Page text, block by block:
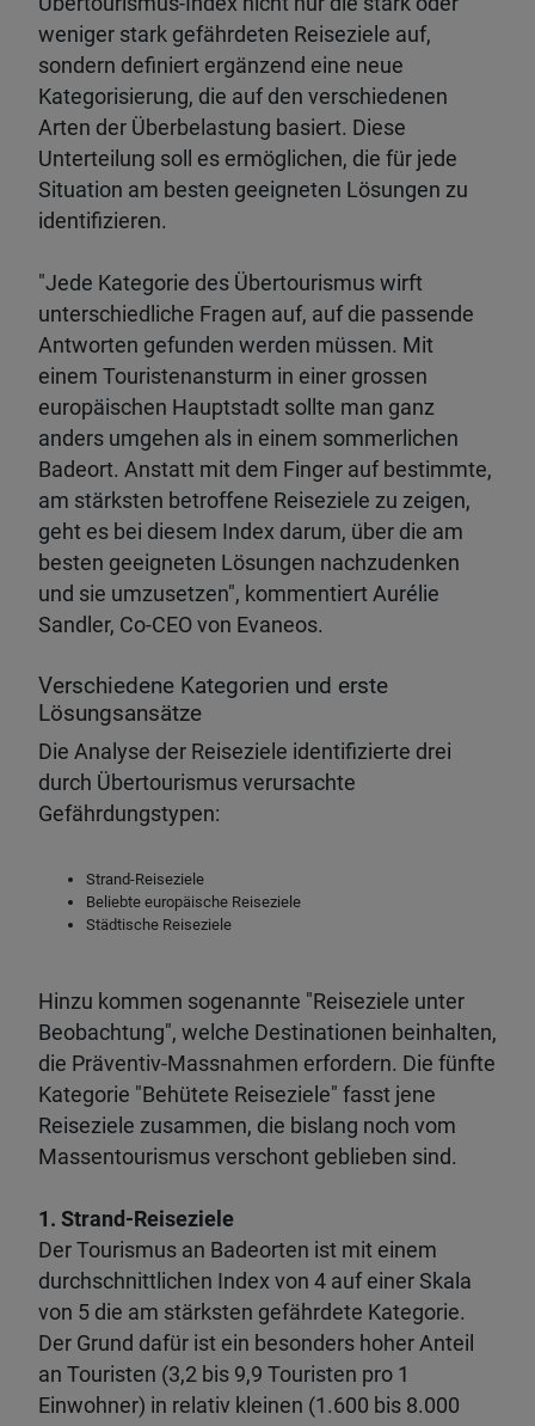
weniger stark gefährdeten Reiseziele auf,
sondern definiert ergänzend eine neue
Kategorisierung, die auf den verschiedenen
Arten der Überbelastung basiert. Diese
Unterteilung soll es ermöglichen, die für jede
Situation am besten geeigneten Lösungen zu
identifizieren.
"Jede Kategorie des Übertourismus wirft
unterschiedliche Fragen auf, auf die passende
Antworten gefunden werden müssen. Mit
einem Touristenansturm in einer grossen
europäischen Hauptstadt sollte man ganz
anders umgehen als in einem sommerlichen
Badeort. Anstatt mit dem Finger auf bestimmte,
am stärksten betroffene Reiseziele zu zeigen,
geht es bei diesem Index darum, über die am
besten geeigneten Lösungen nachzudenken
und sie umzusetzen", kommentiert Aurélie
Sandler, Co-CEO von Evaneos.
Verschiedene Kategorien und erste
Lösungsansätze
Die Analyse der Reiseziele identifizierte drei
durch Übertourismus verursachte
Gefährdungstypen:
Strand-Reiseziele
Beliebte europäische Reiseziele
Städtische Reiseziele
Hinzu kommen sogenannte "Reiseziele unter
Beobachtung", welche Destinationen beinhalten,
die Präventiv-Massnahmen erfordern. Die fünfte
Kategorie "Behütete Reiseziele" fasst jene
Reiseziele zusammen, die bislang noch vom
Massentourismus verschont geblieben sind.
1. Strand-Reiseziele
Der Tourismus an Badeorten ist mit einem
durchschnittlichen Index von 4 auf einer Skala
von 5 die am stärksten gefährdete Kategorie.
Der Grund dafür ist ein besonders hoher Anteil
an Touristen (3,2 bis 9,9 Touristen pro 1
Einwohner) in relativ kleinen (1.600 bis 8.000